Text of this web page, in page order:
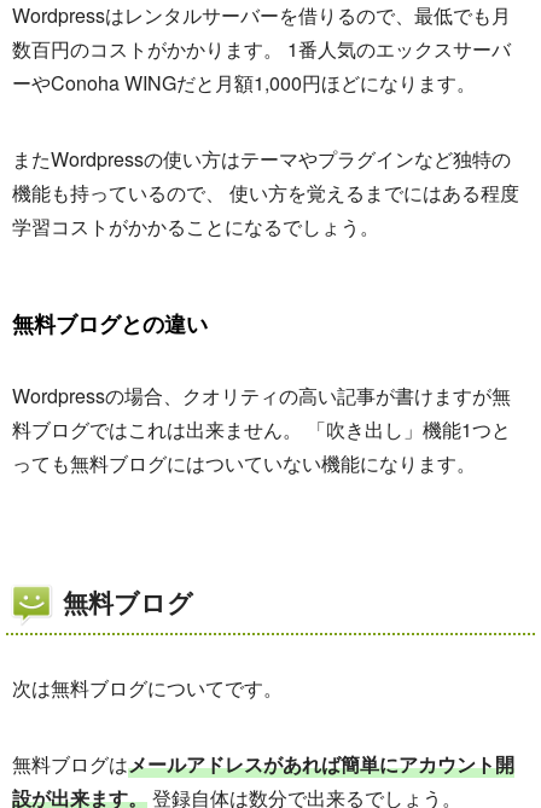
Wordpressはレンタルサーバーを借りるので、最低でも月
数百円のコストがかかります。 1番人気のエックスサーバ
ーやConoha WINGだと月額1,000円ほどになります。
またWordpressの使い方はテーマやプラグインなど独特の
機能も持っているので、 使い方を覚えるまでにはある程度
学習コストがかかることになるでしょう。
無料ブログとの違い
Wordpressの場合、クオリティの高い記事が書けますが無
料ブログではこれは出来ません。 「吹き出し」機能1つと
っても無料ブログにはついていない機能になります。
無料ブログ
次は無料ブログについてです。
無料ブログはメールアドレスがあれば簡単にアカウント開
設が出来ます。登録自体は数分で出来るでしょう。